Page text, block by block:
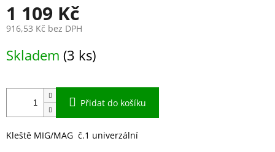
1 109 Kč
916,53 Kč bez DPH
cena:
Skladem (3 ks)
Přidat do košíku
Kleště MIG/MAG č.1 univerzální